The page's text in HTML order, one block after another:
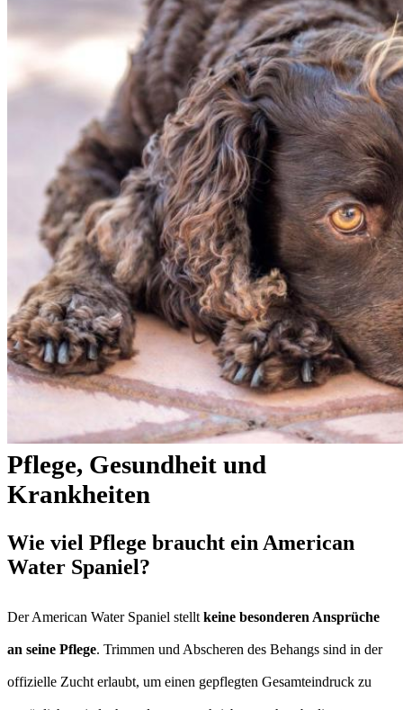
Pflege, Gesundheit und
Krankheiten
Wie viel Pflege braucht ein American
Water Spaniel?
Der American Water Spaniel stellt keine besonderen Ansprüche
an seine Pflege. Trimmen und Abscheren des Behangs sind in der
offizielle Zucht erlaubt, um einen gepflegten Gesamteindruck zu